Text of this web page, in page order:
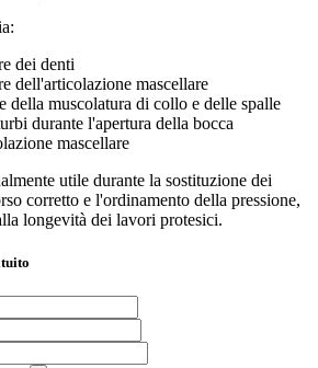
dei denti
dell'articolazione mascellare
della muscolatura di collo e delle spalle
durante l'apertura della bocca
mascellare
utile durante la sostituzione dei
corretto e l'ordinamento della pressione,
longevità dei lavori protesici.